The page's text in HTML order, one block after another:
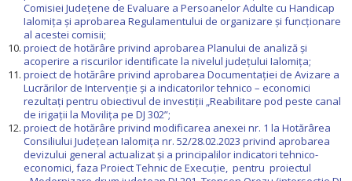
Comisiei Județene de Evaluare a Persoanelor Adulte cu Handicap
Ialomița și aprobarea Regulamentului de organizare și funcționare
al acestei comisii;
proiect de hotărâre privind aprobarea Planului de analiză și
acoperire a riscurilor identificate la nivelul județului Ialomița;
proiect de hotărâre privind aprobarea Documentației de Avizare a
Lucrărilor de Intervenție și a indicatorilor tehnico – economici
rezultați pentru obiectivul de investiții „Reabilitare pod peste canal
de irigații la Movilița pe DJ 302”;
proiect de hotărâre privind modificarea anexei nr. 1 la Hotărârea
Consiliului Județean Ialomița nr. 52/28.02.2023 privind aprobarea
devizului general actualizat și a principalilor indicatori tehnico-
economici, faza Proiect Tehnic de Execuție, pentru proiectul